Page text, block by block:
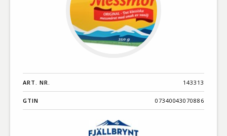
ART. NR. 143313
GTIN 07340043070886